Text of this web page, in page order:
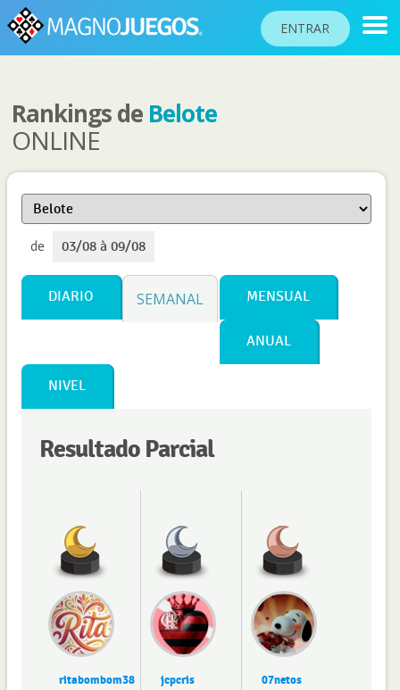
ENTRAR
RANKINGS
TORNEOS
COMUNIDAD
AYUDA
PASAPORTE
JUGAR
Rankings de Belote
ONLINE
de 03/08 à 09/08
DIARIO SEMANAL MENSUAL
ANUAL
NIVEL
Resultado Parcial
ritabombom38 jcpcris 07netos